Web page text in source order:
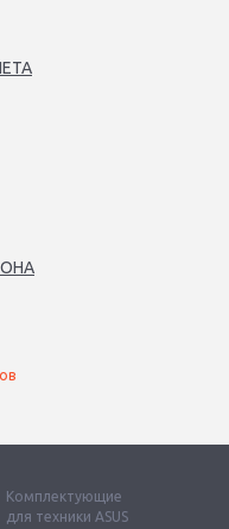
А
А
Комплектующие
для техники ASUS